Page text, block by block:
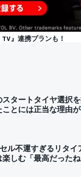
』連携プランも！
スタートタイヤ選択
とには正当な理由が
ル不運すぎるリタイ
しむ「最高だったね